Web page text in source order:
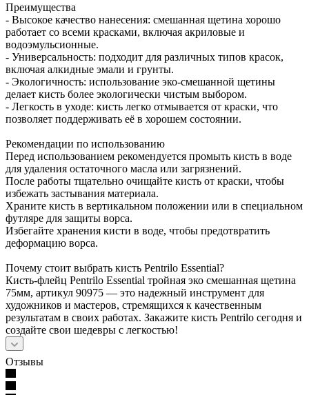
Преимущества
- Высокое качество нанесения: смешанная щетина хорошо
работает со всеми красками, включая акриловые и
водоэмульсионные.
- Универсальность: подходит для различных типов красок,
включая алкидные эмали и грунты.
- Экологичность: использование эко-смешанной щетины
делает кисть более экологически чистым выбором.
- Легкость в уходе: кисть легко отмывается от краски, что
позволяет поддерживать её в хорошем состоянии.
Рекомендации по использованию
Перед использованием рекомендуется промыть кисть в воде
для удаления остаточного масла или загрязнений.
После работы тщательно очищайте кисть от краски, чтобы
избежать застывания материала.
Храните кисть в вертикальном положении или в специальном
футляре для защиты ворса.
Избегайте хранения кисти в воде, чтобы предотвратить
деформацию ворса.
Почему стоит выбрать кисть Pentrilo Essential?
Кисть-флейц Pentrilo Essential тройная эко смешанная щетина
75мм, артикул 90975 — это надежный инструмент для
художников и мастеров, стремящихся к качественным
результатам в своих работах. Закажите кисть Pentrilo сегодня и
создайте свои шедевры с легкостью!
Отзывы